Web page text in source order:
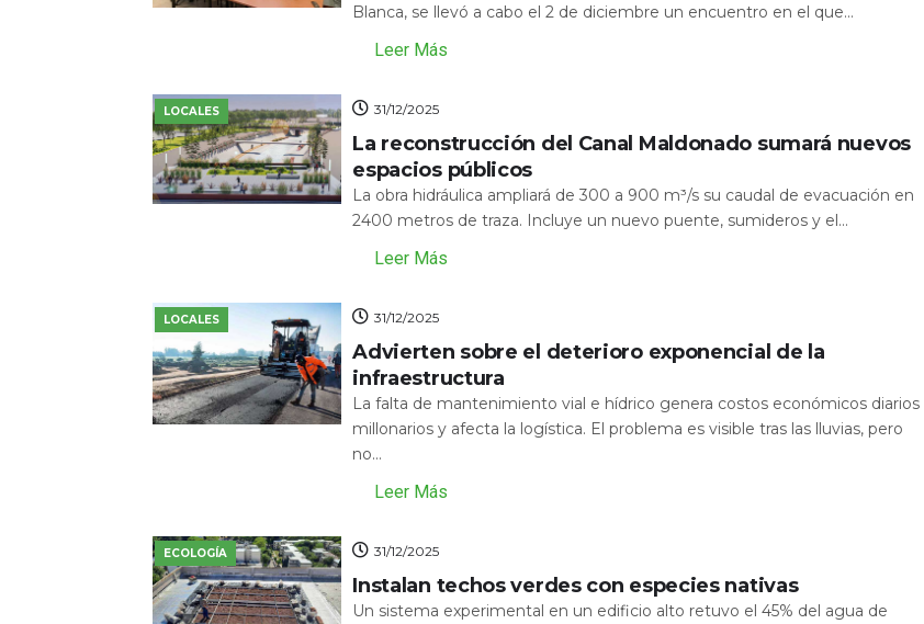
Blanca, se llevó a cabo el 2 de diciembre un encuentro en el que...
Leer Más
LOCALES 31/12/2025
La reconstrucción del Canal Maldonado sumará nuevos
espacios públicos
La obra hidráulica ampliará de 300 a 900 m³/s su caudal de evacuación en
2400 metros de traza. Incluye un nuevo puente, sumideros y el...
Leer Más
LOCALES 31/12/2025
Advierten sobre el deterioro exponencial de la
infraestructura
La falta de mantenimiento vial e hídrico genera costos económicos diarios
millonarios y afecta la logística. El problema es visible tras las lluvias, pero
no...
Leer Más
ECOLOGÍA 31/12/2025
Instalan techos verdes con especies nativas
Un sistema experimental en un edificio alto retuvo el 45% del agua de